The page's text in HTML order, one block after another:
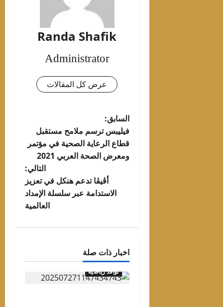
Randa Shafik
Administrator
عرض كل المقالات
تصفّح
المقالات
السابق:
فيليبس ترسم ملامح مستقبل
قطاع الرعاية الصحية في مؤتمر
ومعرض الصحة العربي 2021
التالي:
أڤيڤا تدعم هنكل في تعزيز
الاستدامة عبر سلسلة الإمداد
العالمية
اخبار ذات صلة
نوافذ رياضية